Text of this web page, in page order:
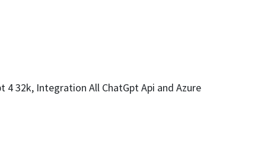
4 32k, Integration All ChatGpt Api and Azure